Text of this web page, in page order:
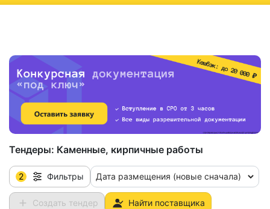
Тендеры: Каменные, кирпичные работы
2 Фильтры Дата размещения (новые сначала)
Создать тендер Найти поставщика